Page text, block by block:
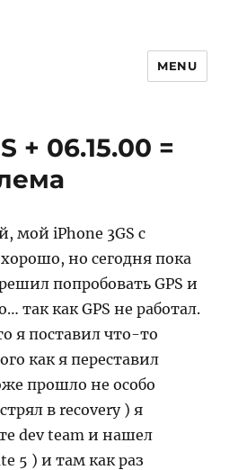
MENU
+ 06.15.00 =
мой iPhone 3GS с
хорошо, но сегодня пока
попробовать GPS и
так как GPS не работал.
я поставил что-то
как я переставил
прошло не особо
в recovery ) я
dev team и нашел
5 ) и там как раз